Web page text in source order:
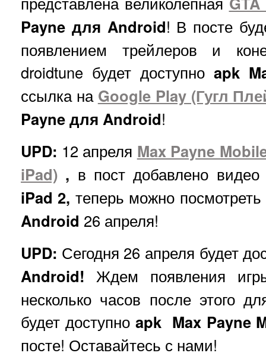
Payne для Android! В посте
появлением трейлеров и
droidtune будет доступно apk
ссылка на Google Play (Гугл
Payne для Android!
UPD: 12 апреля Max Payne
iPad) , в пост добавлено
iPad 2, теперь можно
Android 26 апреля!
UPD: Сегодня 26 апреля будет
Android! Ждем появления
несколько часов после этого
будет доступно apk Max Payne
посте! Оставайтесь с нами!